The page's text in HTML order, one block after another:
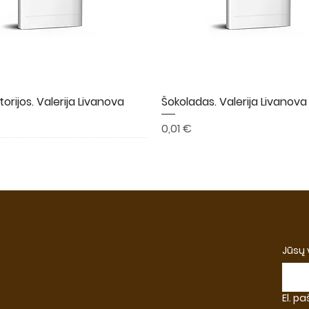
Greita peržiūra
Valerija Livanova
Greita peržiūra
Šokoladas. Valerija Livanova
Kaina
0,01 €
Jūsų
El.